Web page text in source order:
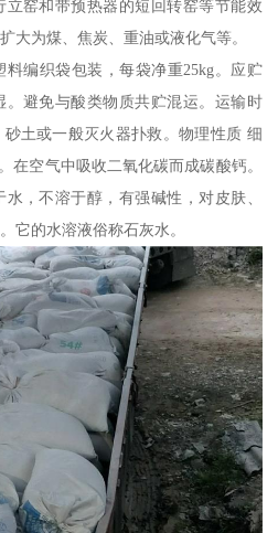
窑和带预热器的短回转窑等节能效
大为煤、焦炭、重油或液化气等。
编织袋包装，每袋净重25kg。应贮
避免与酸类物质共贮混运。运输时
土或一般灭火器扑救。物理性质 细
在空气中吸收二氧化碳而成碳酸钙。
，不溶于醇，有强碱性，对皮肤、
它的水溶液俗称石灰水。